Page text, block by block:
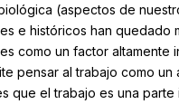
(aspectos de
e históricos han quedado
como un factor altamente
pensar al trabajo como
que el trabajo es una